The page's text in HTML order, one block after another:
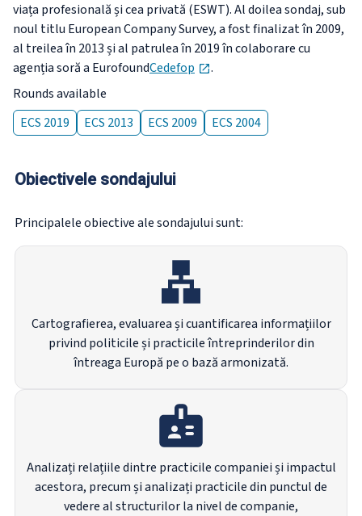
viața profesională și cea privată (ESWT). Al doilea sondaj, sub
noul titlu European Company Survey, a fost finalizat în 2009,
al treilea în 2013 și al patrulea în 2019 în colaborare cu
agenția soră a EurofoundCedefop opens in new tab
.
Rounds available
ECS 2019
ECS 2013 ECS 2009 ECS 2004
Obiectivele sondajului
Principalele obiective ale sondajului sunt:
Cartografierea, evaluarea și cuantificarea informațiilor
privind politicile și practicile întreprinderilor din
întreaga Europă pe o bază armonizată.
Analizați relațiile dintre practicile companiei și impactul
acestora, precum și analizați practicile din punctul de
vedere al structurilor la nivel de companie,